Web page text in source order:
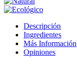
Descripción
Ingredientes
Más Información
Opiniones